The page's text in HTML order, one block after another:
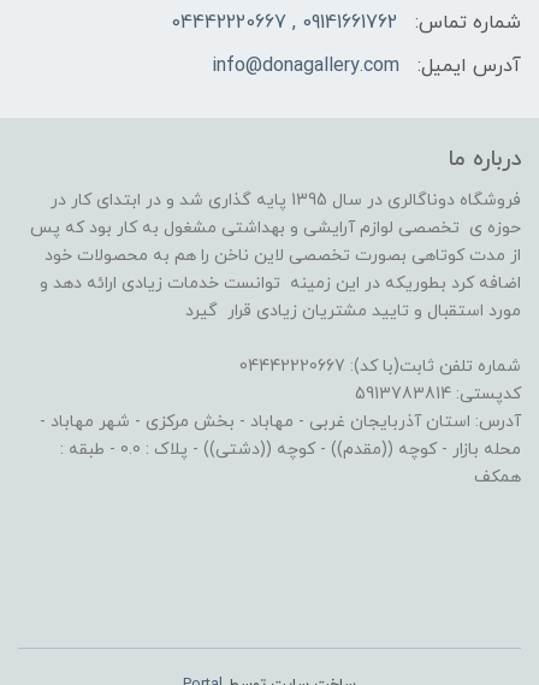
شماره تماس:
09141661762 , 04442220667
آدرس ایمیل:
info@donagallery.com
درباره ما
فروشگاه دوناگالری در سال 1395 پایه گذاری شد و در ابتدای کار در
حوزه ی تخصصی لوازم آرایشی و بهداشتی مشغول به کار بود که پس
از مدت کوتاهی بصورت تخصصی لاین ناخن را هم به محصولات خود
اضافه کرد بطوریکه در این زمینه توانست خدمات زیادی ارائه دهد و
مورد استقبال و تایید مشتریان زیادی قرار گیرد
شماره تلفن ثابت(با کد): 04442220667
کدپستی: 5913783814
آدرس: استان آذربایجان غربی - مهاباد - بخش مرکزی - شهر مهاباد -
محله بازار - کوچه ((مقدم)) - کوچه ((دشتی)) - پلاک : 0.0 - طبقه :
همکف